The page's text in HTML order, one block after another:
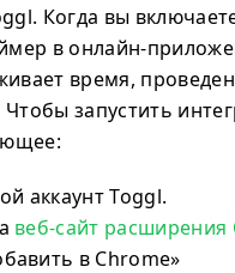
Когда вы
в онлайн-
время,
Чтобы запустить
аккаунт Toggl.
веб-сайт расширения
в Chrome»